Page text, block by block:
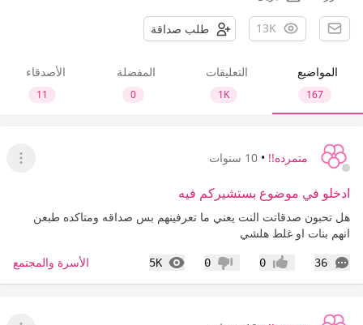
13K طلب صداقة
المواضيع
167
التعليقات
1K
المفضلة
0
الأصدقاء
11
متمرده!! • 10 سنوات
عرض
ادخلو في موضوع بستشيركم فيه
هل تحبون صدقاتت النت يعني ما تعرفينهم بس صداقه ومتاكده طبعن
انهم بنات او غلط هلشي
36
التعليقات إعجاب0 عدم إعجاب
0
5K
المشاهدات الأسرة والمجتمع